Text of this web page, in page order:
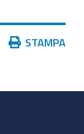
Azioni STAMPA